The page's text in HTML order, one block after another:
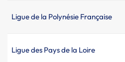
Ligue de la Polynésie Française
Ligue des Pays de la Loire